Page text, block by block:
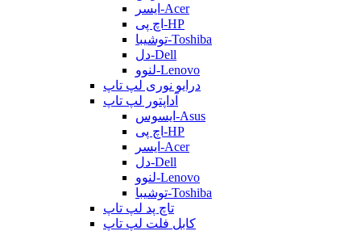
ایسر-Acer
اچ پی-HP
توشیبا-Toshiba
دل-Dell
لنوو-Lenovo
درایو نوری لپ تاپ
آداپتور لپ تاپ
ایسوس-Asus
اچ پی-HP
ایسر-Acer
دل-Dell
لنوو-Lenovo
توشیبا-Toshiba
تاچ پد لپ تاپ
کابل فلت لپ تاپ